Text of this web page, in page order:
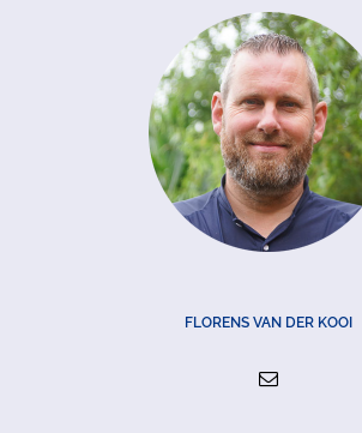
FLORENS VAN DER KOOI